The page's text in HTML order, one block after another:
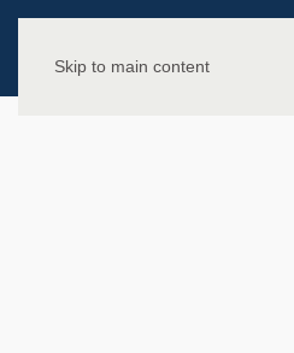
Skip to main content